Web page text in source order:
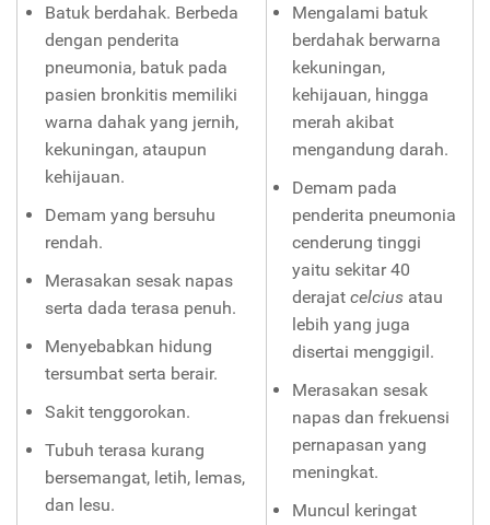
Batuk berdahak. Berbeda
dengan penderita
pneumonia, batuk pada
pasien bronkitis memiliki
warna dahak yang jernih,
kekuningan, ataupun
kehijauan.
Demam yang bersuhu
rendah.
Merasakan sesak napas
serta dada terasa penuh.
Menyebabkan hidung
tersumbat serta berair.
Sakit tenggorokan.
Tubuh terasa kurang
bersemangat, letih, lemas,
dan lesu.
Mengalami batuk
berdahak berwarna
kekuningan,
kehijauan, hingga
merah akibat
mengandung darah.
Demam pada
penderita pneumonia
cenderung tinggi
yaitu sekitar 40
derajat celciusatau
lebih yang juga
disertai menggigil.
Merasakan sesak
napas dan frekuensi
pernapasan yang
meningkat.
Muncul keringat